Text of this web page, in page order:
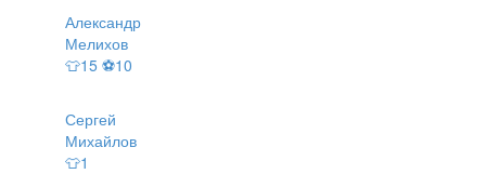
Александр
Мелихов
👕15 ⚽10
Сергей
Михайлов
👕1